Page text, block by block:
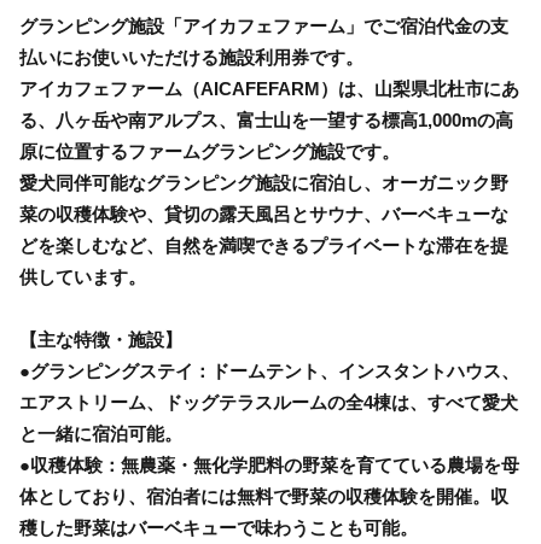
グランピング施設「アイカフェファーム」でご宿泊代金の支
払いにお使いいただける施設利用券です。
アイカフェファーム（AICAFEFARM）は、山梨県北杜市にあ
る、八ヶ岳や南アルプス、富士山を一望する標高1,000mの高
原に位置するファームグランピング施設です。
愛犬同伴可能なグランピング施設に宿泊し、オーガニック野
菜の収穫体験や、貸切の露天風呂とサウナ、バーベキューな
どを楽しむなど、自然を満喫できるプライベートな滞在を提
供しています。
【主な特徴・施設】
●グランピングステイ：ドームテント、インスタントハウス、
エアストリーム、ドッグテラスルームの全4棟は、すべて愛犬
と一緒に宿泊可能。
●収穫体験：無農薬・無化学肥料の野菜を育てている農場を母
体としており、宿泊者には無料で野菜の収穫体験を開催。収
穫した野菜はバーベキューで味わうことも可能。